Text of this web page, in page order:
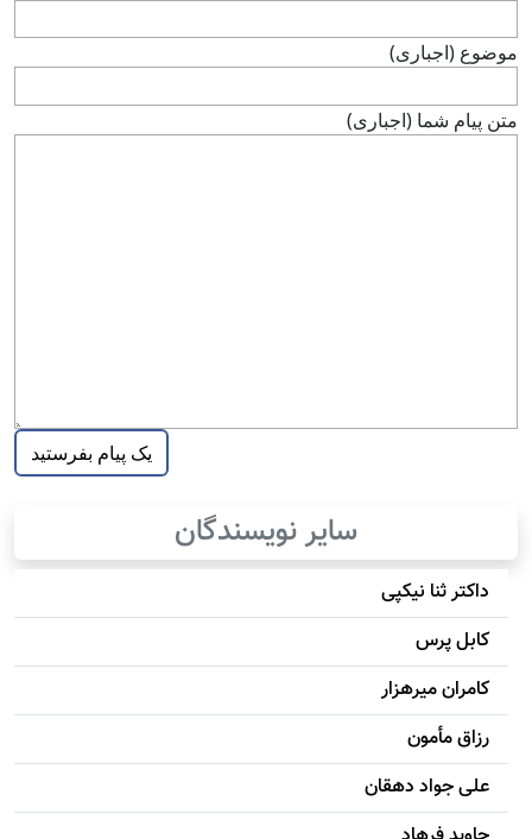
موضوع (اجباری)
متن پيام شما (اجباری)
سایر نویسندگان
داکتر ثنا نیکپی
کابل پرس
کامران میرهزار
رزاق مأمون
علی جواد دهقان